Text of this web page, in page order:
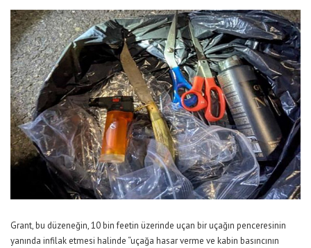
Grant, bu düzeneğin, 10 bin feetin üzerinde uçan bir uçağın penceresinin
yanında infilak etmesi halinde “uçağa hasar verme ve kabin basıncının